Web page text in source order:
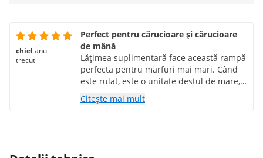
chiel anul
trecut
Perfect pentru cărucioare și cărucioare
de mână
Lățimea suplimentară face această rampă
perfectă pentru mărfuri mai mari. Când
este rulat, este o unitate destul de mare,
dar este super puternică și solid
construită.
Citește mai mult